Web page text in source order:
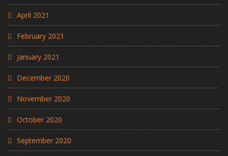
April 2021
February 2021
January 2021
December 2020
November 2020
October 2020
September 2020